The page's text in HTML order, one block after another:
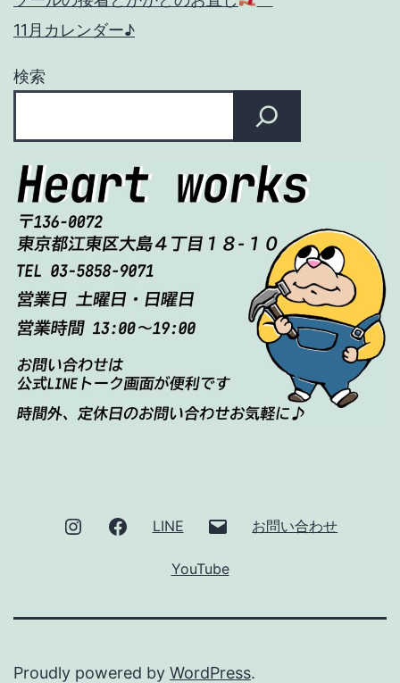
11月カレンダー♪
検索
InstagramFacebook
LINE
ー
お問い合わせ
YouTube
Proudly powered by WordPress.